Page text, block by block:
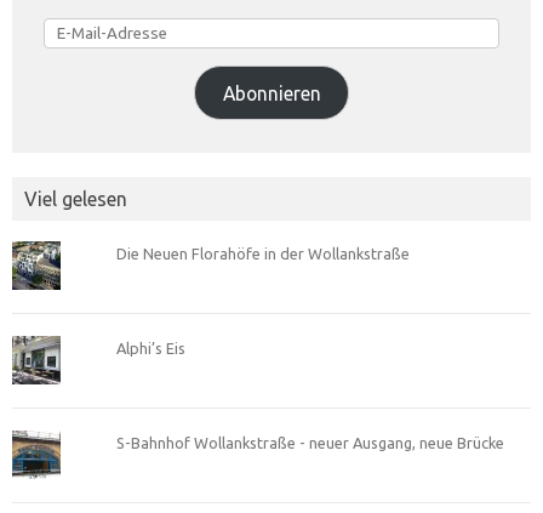
E-
Mail-
Adresse
Abonnieren
Viel gelesen
Die Neuen Florahöfe in der Wollankstraße
Alphi’s Eis
S-Bahnhof Wollankstraße - neuer Ausgang, neue Brücke